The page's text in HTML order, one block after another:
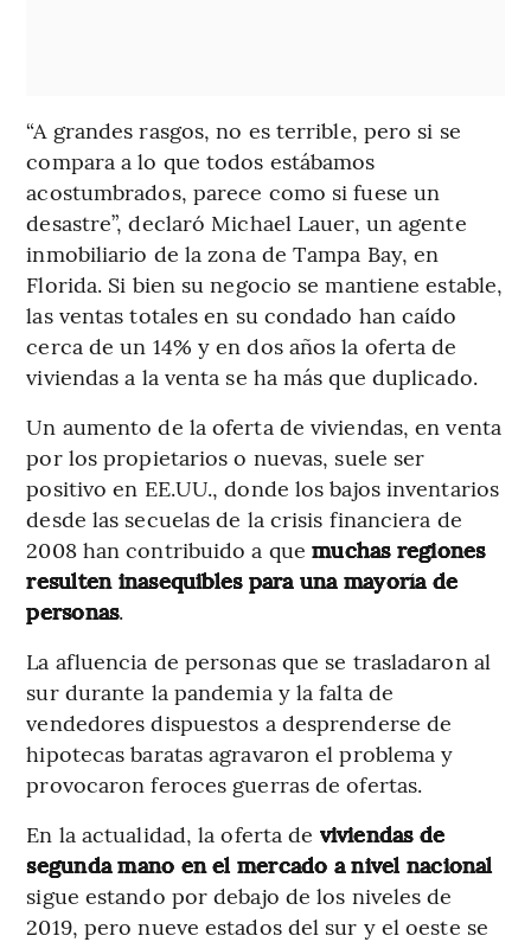
“A grandes rasgos, no es terrible, pero si se
compara a lo que todos estábamos
acostumbrados, parece como si fuese un
desastre”, declaró Michael Lauer, un agente
inmobiliario de la zona de Tampa Bay, en
Florida. Si bien su negocio se mantiene estable,
las ventas totales en su condado han caído
cerca de un 14% y en dos años la oferta de
viviendas a la venta se ha más que duplicado.
Un aumento de la oferta de viviendas, en venta
por los propietarios o nuevas, suele ser
positivo en EE.UU., donde los bajos inventarios
desde las secuelas de la crisis financiera de
2008 han contribuido a quemuchas regiones
resulten inasequibles para una mayoría de
personas.
La afluencia de personas que se trasladaron al
sur durante la pandemia y la falta de
vendedores dispuestos a desprenderse de
hipotecas baratas agravaron el problema y
provocaron feroces guerras de ofertas.
En la actualidad, la oferta de viviendas de
segunda mano en el mercado a nivel nacional
sigue estando por debajo de los niveles de
2019, pero nueve estados del sur y el oeste se